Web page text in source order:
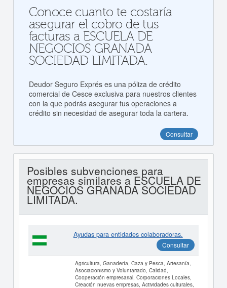
Conoce cuanto te costaría
asegurar el cobro de tus
facturas a ESCUELA DE
NEGOCIOS GRANADA
SOCIEDAD LIMITADA.
Deudor Seguro Exprés es una póliza de crédito
comercial de Cesce exclusiva para nuestros clientes
con la que podrás asegurar tus operaciones a
crédito sin necesidad de asegurar toda la cartera.
Consultar
Posibles subvenciones para
empresas similares a ESCUELA DE
NEGOCIOS GRANADA SOCIEDAD
LIMITADA.
Ayudas para entidades colaboradoras.
Consultar
Agricultura, Ganadería, Caza y Pesca, Artesanía,
Asociacionismo y Voluntariado, Calidad,
Cooperación empresarial, Corporaciones Locales,
Creación nuevas empresas, Actividades culturales,